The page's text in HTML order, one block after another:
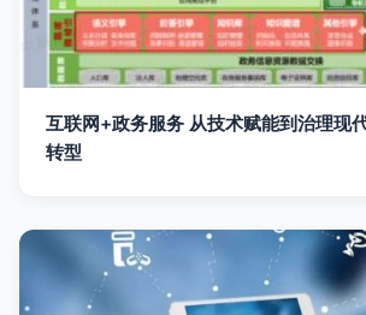
互联网+政务服务 从技术赋能到治理现
转型